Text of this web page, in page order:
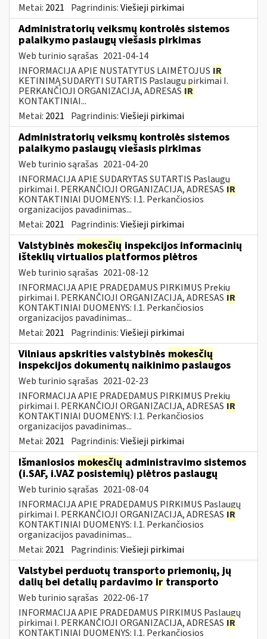
Metai: 2021 Pagrindinis:Viešieji pirkimai
Administratorių veiksmų kontrolės sistemos
palaikymo paslaugų viešasis pirkimas
Web turinio sąrašas 2021-04-14
INFORMACIJA APIE NUSTATYTUS LAIMĖTOJUS IR
KETINIMĄ SUDARYTI SUTARTIS Paslaugų pirkimai I.
PERKANČIOJI ORGANIZACIJA, ADRESAS IR
KONTAKTINIAI...
Metai: 2021 Pagrindinis:Viešieji pirkimai
Administratorių veiksmų kontrolės sistemos
palaikymo paslaugų viešasis pirkimas
Web turinio sąrašas 2021-04-20
INFORMACIJA APIE SUDARYTAS SUTARTIS Paslaugų
pirkimai I. PERKANČIOJI ORGANIZACIJA, ADRESAS IR
KONTAKTINIAI DUOMENYS: I.1. Perkančiosios
organizacijos pavadinimas...
Metai: 2021 Pagrindinis:Viešieji pirkimai
Valstybinės mokesčių inspekcijos informacinių
išteklių virtualios platformos plėtros
Web turinio sąrašas 2021-08-12
INFORMACIJA APIE PRADEDAMUS PIRKIMUS Prekių
pirkimai I. PERKANČIOJI ORGANIZACIJA, ADRESAS IR
KONTAKTINIAI DUOMENYS: I.1. Perkančiosios
organizacijos pavadinimas...
Metai: 2021 Pagrindinis:Viešieji pirkimai
Vilniaus apskrities valstybinės mokesčių
inspekcijos dokumentų naikinimo paslaugos
Web turinio sąrašas 2021-02-23
INFORMACIJA APIE PRADEDAMUS PIRKIMUS Prekių
pirkimai I. PERKANČIOJI ORGANIZACIJA, ADRESAS IR
KONTAKTINIAI DUOMENYS: I.1. Perkančiosios
organizacijos pavadinimas...
Metai: 2021 Pagrindinis:Viešieji pirkimai
Išmaniosios mokesčių administravimo sistemos
(i.SAF, i.VAZ posistemių) plėtros paslaugų
Web turinio sąrašas 2021-08-04
INFORMACIJA APIE PRADEDAMUS PIRKIMUS Paslaugų
pirkimai I. PERKANČIOJI ORGANIZACIJA, ADRESAS IR
KONTAKTINIAI DUOMENYS: I.1. Perkančiosios
organizacijos pavadinimas...
Metai: 2021 Pagrindinis:Viešieji pirkimai
Valstybei perduotų transporto priemonių, jų
dalių bei detalių pardavimo ir transporto
Web turinio sąrašas 2022-06-17
INFORMACIJA APIE PRADEDAMUS PIRKIMUS Paslaugų
pirkimai I. PERKANČIOJI ORGANIZACIJA, ADRESAS IR
KONTAKTINIAI DUOMENYS: I.1. Perkančiosios